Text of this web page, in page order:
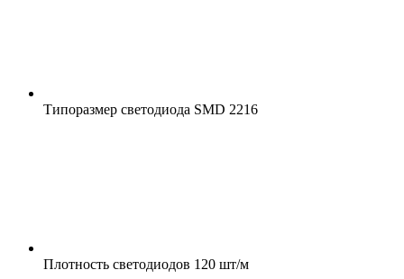
Типоразмер светодиода SMD 2216
Плотность светодиодов 120 шт/м